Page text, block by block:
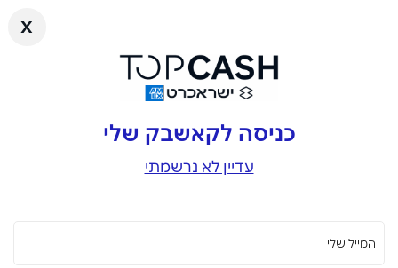
x
כניסה לקאשבק שלי
עדיין לא נרשמתי
המייל שלי